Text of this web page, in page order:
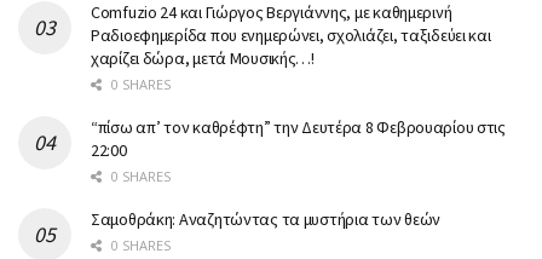
Comfuzio 24 και Γιώργος Βεργιάννης, με καθημερινή
Ραδιοεφημερίδα που ενημερώνει, σχολιάζει, ταξιδεύει και
χαρίζει δώρα, μετά Μουσικής…!
0 SHARES
“πίσω απ’ τον καθρέφτη” την Δευτέρα 8 Φεβρουαρίου στις
22:00
0 SHARES
Σαμοθράκη: Αναζητώντας τα μυστήρια των θεών
0 SHARES